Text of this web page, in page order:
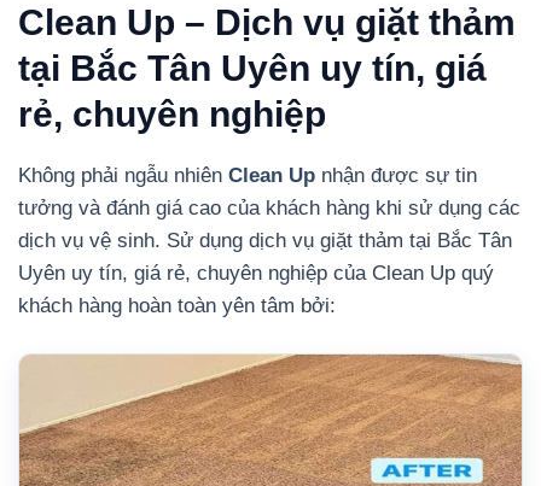
Clean Up – Dịch vụ giặt thảm
tại Bắc Tân Uyên uy tín, giá
rẻ, chuyên nghiệp
Không phải ngẫu nhiên Clean Up nhận được sự tin
tưởng và đánh giá cao của khách hàng khi sử dụng các
dịch vụ vệ sinh. Sử dụng dịch vụ giặt thảm tại Bắc Tân
Uyên uy tín, giá rẻ, chuyên nghiệp của Clean Up quý
khách hàng hoàn toàn yên tâm bởi: